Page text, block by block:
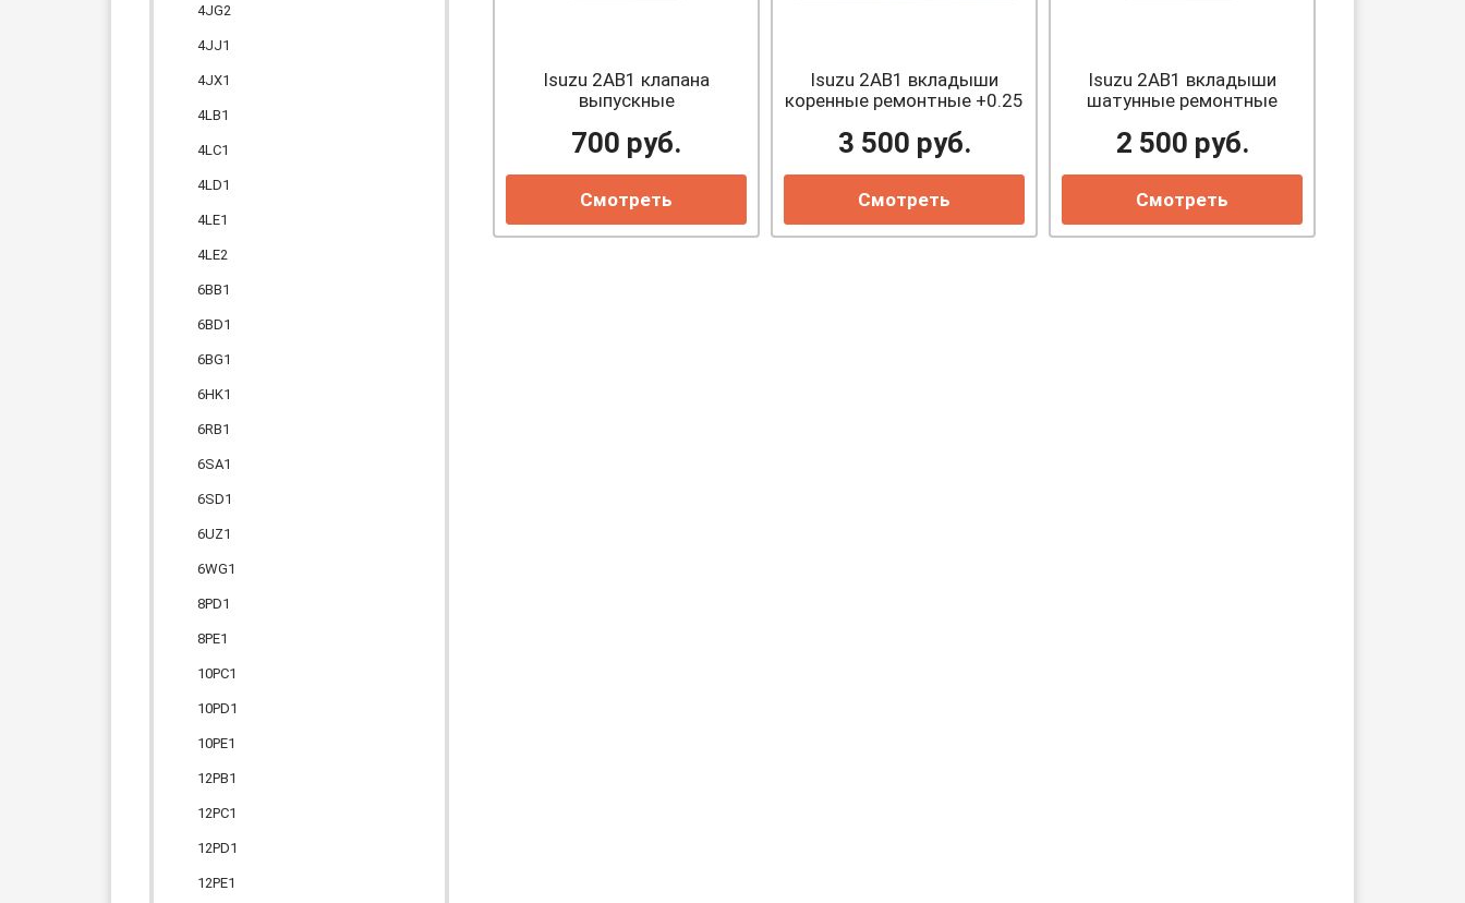
4JG2
4JJ1
4JX1
4LB1
4LC1
4LD1
4LE1
4LE2
6BB1
6BD1
6BG1
6HK1
6RB1
6SA1
6SD1
6UZ1
6WG1
8PD1
8PE1
10PC1
10PD1
10PE1
12PB1
12PC1
12PD1
12PE1
Isuzu 2AB1 клапана
выпускные
700 руб.
Смотреть
Isuzu 2AB1 вкладыши
коренные ремонтные +0.25
3 500 руб.
Смотреть
Isuzu 2AB1 вкладыши
шатунные ремонтные
2 500 руб.
Смотреть